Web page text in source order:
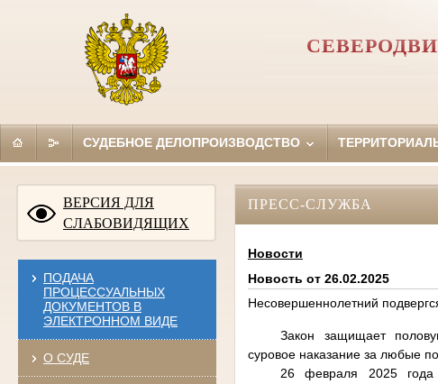
СУДЕБНОЕ ДЕЛОПРОИЗВОДСТВО
ВЕРСИЯ ДЛЯ
СЛАБОВИДЯЩИХ
ПОДАЧА
ПРОЦЕССУАЛЬНЫХ
ДОКУМЕНТОВ В
ЭЛЕКТРОННОМ ВИДЕ
О СУДЕ
ПРЕСС-СЛУЖБА
Новости
Новость от 26.02.2025
Несовершеннолетний
Закон защищает
суровое наказание за любые
26 февраля 2025 года